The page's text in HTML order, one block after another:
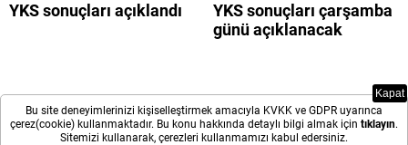
YKS sonuçları açıklandı
YKS sonuçları çarşamba
günü açıklanacak
Bu site deneyimlerinizi kişiselleştirmek amacıyla KVKK ve GDPR uyarınca
çerez(cookie) kullanmaktadır. Bu konu hakkında detaylı bilgi almak için tıklayın.
Sitemizi kullanarak, çerezleri kullanmamızı kabul edersiniz.
Kapat